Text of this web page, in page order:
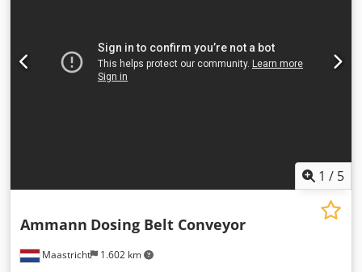
1 / 5
Maastricht 1.602 km
Ammann Dosing Belt Conveyor